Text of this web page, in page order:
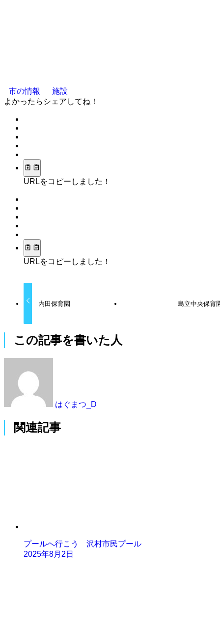
市の情報
施設
よかったらシェアしてね！
URLをコピーしました！
URLをコピーしました！
内田保育園 島立中央保育
この記事を書いた人
はぐまつ_D
関連記事
プールへ行こう 沢村市民プール
2025年8月2日